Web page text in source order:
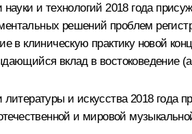
науки и технологий 2018 года
решений проблем
в клиническую практику новой
вклад в востоковедение
литературы и искусства 2018
и мировой